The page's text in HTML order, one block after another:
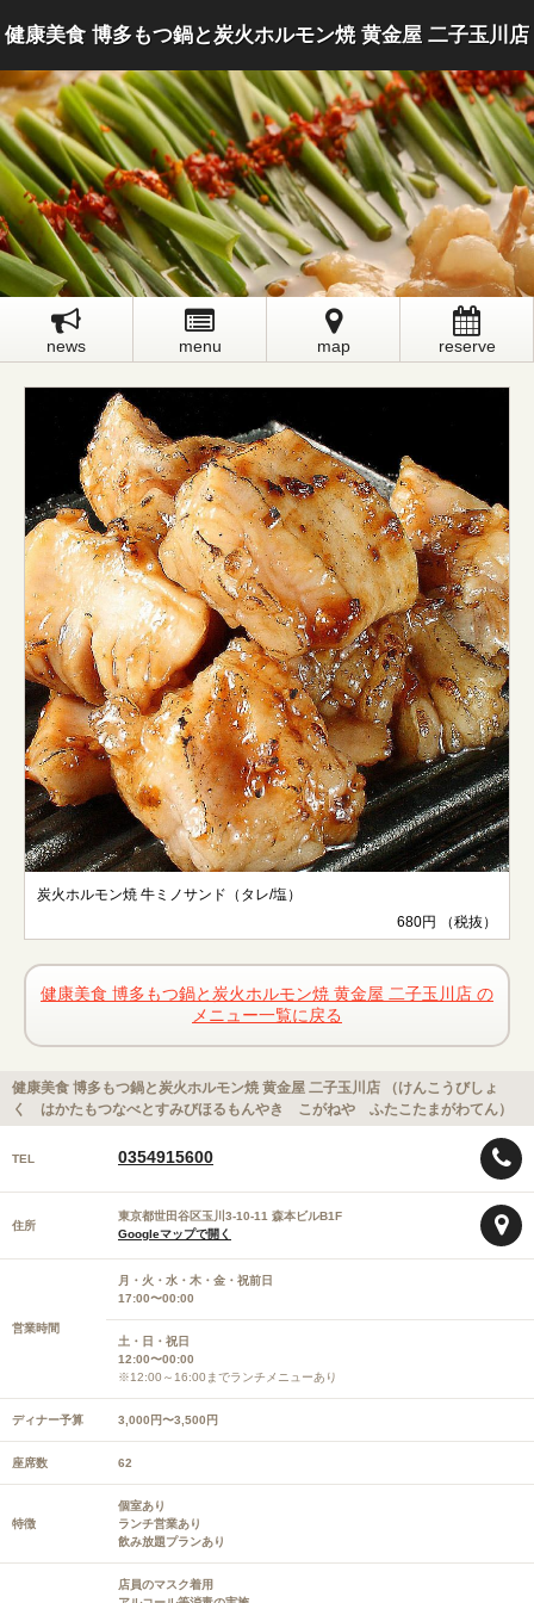
健康美食 博多もつ鍋と炭火ホルモン焼 黄金屋 二子玉川店
news menu map reserve
炭火ホルモン焼 牛ミノサンド（タレ/塩）
680円 （税抜）
健康美食 博多もつ鍋と炭火ホルモン焼 黄金屋 二子玉川店 の
メニュー一覧に戻る
健康美食 博多もつ鍋と炭火ホルモン焼 黄金屋 二子玉川店 （けんこうびしょ
く はかたもつなべとすみびほるもんやき こがねや ふたこたまがわてん）
TEL 0354915600
住所
東京都世田谷区玉川3-10-11 森本ビルB1F
Googleマップで開く
営業時間
月・火・水・木・金・祝前日
17:00〜00:00
土・日・祝日
12:00〜00:00
※12:00～16:00までランチメニューあり
ディナー予算 3,000円〜3,500円
座席数 62
特徴
個室あり
ランチ営業あり
飲み放題プランあり
店員のマスク着用